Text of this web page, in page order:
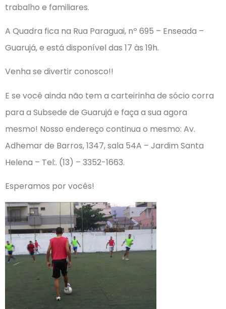
trabalho e familiares.
A Quadra fica na Rua Paraguai, nº 695 – Enseada –
Guarujá, e está disponível das 17 às 19h.
Venha se divertir conosco!!
E se você ainda não tem a carteirinha de sócio corra
para a Subsede de Guarujá e faça a sua agora
mesmo! Nosso endereço continua o mesmo: Av.
Adhemar de Barros, 1347, sala 54A – Jardim Santa
Helena – Tel:. (13) – 3352-1663.
Esperamos por vocês!